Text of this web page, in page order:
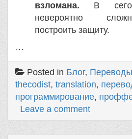
взломана. В
невероятно
построить защиту.
…
Posted in Блог, Переводы
thecodist, translation,
программирование,
Leave a comment